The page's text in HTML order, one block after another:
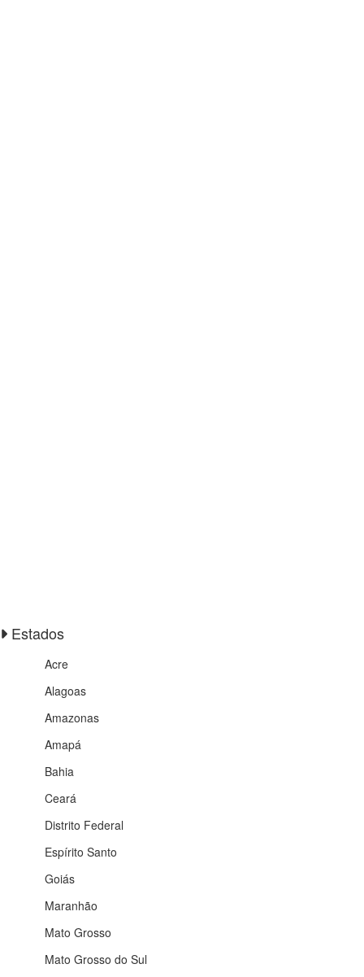
Estados
Acre
Alagoas
Amazonas
Amapá
Bahia
Ceará
Distrito Federal
Espírito Santo
Goiás
Maranhão
Mato Grosso
Mato Grosso do Sul